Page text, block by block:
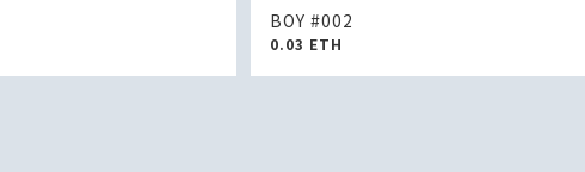
BOY #002
0.03 ETH